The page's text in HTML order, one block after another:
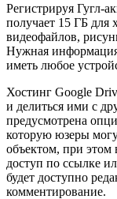
Регистрируя Гугл-
получает 15 ГБ для
видеофайлов,
Нужная информация
иметь любое
Хостинг Google
и делиться ими с
предусмотрена
которую юзеры
объектом, при этом
доступ по ссылке
будет доступно
комментирование.